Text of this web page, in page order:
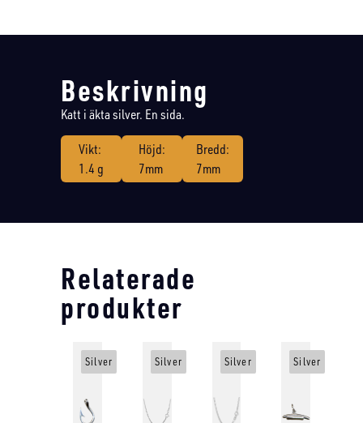
Beskrivning
Katt i äkta silver. En sida.
Vikt:
1.4 g
Höjd:
7mm
Bredd:
7mm
Relaterade
produkter
Silver Silver Silver Silver